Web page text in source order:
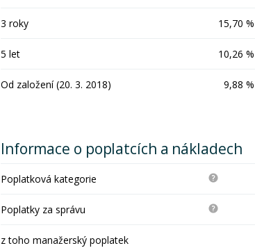
3 roky 15,70
5 let 10,26
Od založení (20. 3. 2018) 9,88
Informace o poplatcích a nákladech
Poplatková kategorie
Poplatky za správu
z toho manažerský poplatek